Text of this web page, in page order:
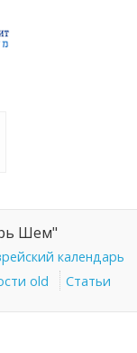
Шем"
календарь
old Статьи